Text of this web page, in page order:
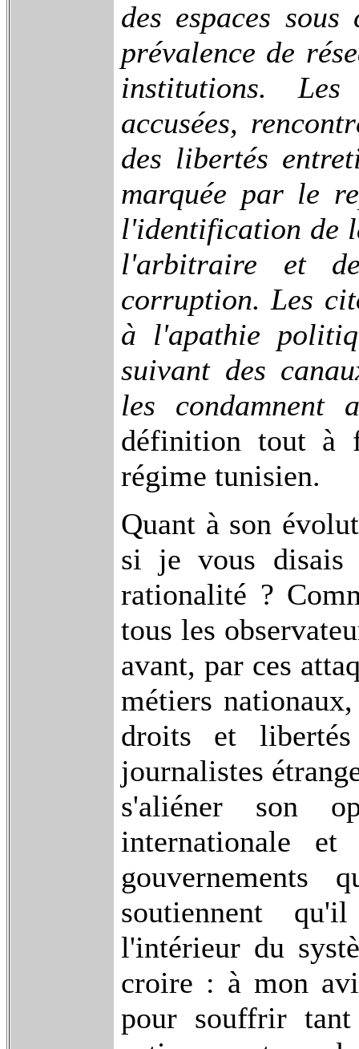
des espaces
prévalence de
institutions.
accusées,
des libertés
marquée par le
l'identification de
l'arbitraire et
corruption. Les
à l'apathie
suivant des
les condamnent
définition tout à
régime tunisien.
Quant à son
si je vous
rationalité ?
tous les
avant, par ces
métiers
droits et
journalistes
s'aliéner son
internationale
gouvernements
soutiennent
l'intérieur du
croire : à mon
pour souffrir